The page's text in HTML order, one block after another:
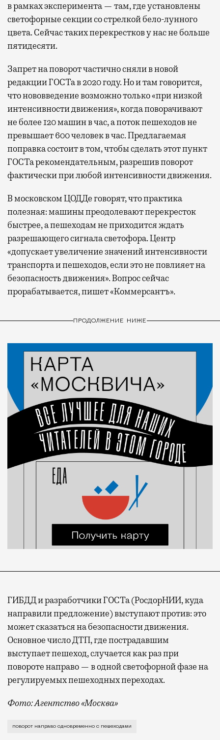
в рамках эксперимента — там, где установлены
светофорные секции со стрелкой бело-лунного
цвета. Сейчас таких перекрестков у нас не больше
пятидесяти.
Запрет на поворот частично сняли в новой
редакции ГОСТа в 2020 году. Но и там говорится,
что нововведение возможно только «при низкой
интенсивности движения», когда поворачивают
не более 120 машин в час, а поток пешеходов не
превышает 600 человек в час. Предлагаемая
поправка состоит в том, чтобы сделать этот пункт
ГОСТа рекомендательным, разрешив поворот
фактически при любой интенсивности движения.
В московском ЦОДДе говорят, что практика
полезная: машины преодолевают перекресток
быстрее, а пешеходам не приходится ждать
разрешающего сигнала светофора. Центр
«допускает увеличение значений интенсивности
транспорта и пешеходов, если это не повлияет на
безопасность движения». Вопрос сейчас
прорабатывается, пишет «Коммерсантъ».
ПРОДОЛЖЕНИЕ НИЖЕ
ГИБДД и разработчики ГОСТа (РосдорНИИ, куда
направили предложение) выступают против: это
может сказаться на безопасности движения.
Основное число ДТП, где пострадавшим
выступает пешеход, случается как раз при
повороте направо — в одной светофорной фазе на
регулируемых пешеходных переходах.
Фото: Агентство «Москва»
С предложением выступила Ассоциация
поворот направо одновременно с пешеходами